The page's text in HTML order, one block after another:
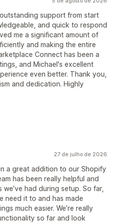
support from start
and quick to respond
me a significant amount of
and making the entire
Connect has been a
and Michael's excellent
even better. Thank you,
and dedication. Highly
27 de julho de 2026
a great addition to our Shopify
has been really helpful and
had during setup. So far,
need it to and has made
much easier. We’re really
so far and look